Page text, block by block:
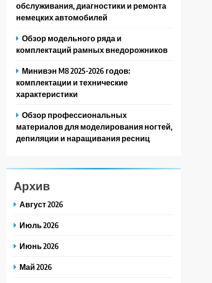
обслуживания, диагностики и ремонта
немецких автомобилей
Обзор модельного ряда и
комплектаций рамных внедорожников
Минивэн M8 2025-2026 годов:
комплектации и технические
характеристики
Обзор профессиональных
материалов для моделирования ногтей,
депиляции и наращивания ресниц
Архив
Август 2026
Июль 2026
Июнь 2026
Май 2026